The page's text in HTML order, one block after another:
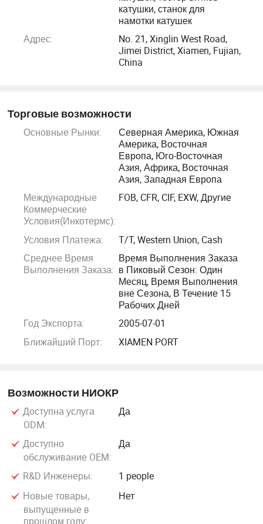
тороидальная катушка автоматическая ослепляющая
машина (компактная, с сервоуправлением для
электронных катушек изделий); Станок для
омолаживания тороида типа крюка (крючковая
технология для малых/средних катушек, идеально для
(регулируемая скорость/натяжение, простота в
эксплуатации); горшок для опайки (равномерная
температура, простая очистка); автоматическая
оловянная машина для опреселания
(автоматизированная, экономящая труд); магнитная
острия (быстрая, точная, неповрежденная); Инструмент
для горячей резки изоляции из ПВХ (чистый,
регулируемый); устройство для дозирования клея
(точный, без отходов); устройство для резки проволоки
(высокоточный, равномерный размер); режущий
аппарат с изолированным/плоским шубком
(устойчивые, плоские точные разрезы).
2. Электронные измерительные приборы: Используются
для проверки производительности, качества и
безопасности продукции, обеспечения
(высокоточное тестирование электронных
компонентов); DCR-анализатор (измерение
сопротивления постоянного тока для индукторов/
трансформаторов); LCR-измеритель (портативные/
настольные модели для тестирования компонентов);
тестер перенапряжения (регулируемое измерение
сопротивления перенапряжения); Hi-pot-тестер
катушки, станок для
намотки катушек
Адрес:
No. 21, Xinglin West Road,
Jimei District, Xiamen, Fujian,
China
Торговые возможности
Основные Рынки:
Северная Америка, Южная
Америка, Восточная
Европа, Юго-Восточная
Азия, Африка, Восточная
Азия, Западная Европа
Международные
Коммерческие
Условия(Инкотермс):
FOB, CFR, CIF, EXW, Другие
Условия Платежа:
T/T, Western Union, Cash
Среднее Время
Выполнения Заказа:
Время Выполнения Заказа
в Пиковый Сезон: Один
Месяц, Время Выполнения
вне Сезона, В Течение 15
Рабочих Дней
Год Экспорта:
2005-07-01
Ближайший Порт:
XIAMEN PORT
Возможности НИОКР
Доступна услуга
ODM:
Да
Доступно
обслуживание OEM:
Да
R&D Инженеры:
1 people
Новые товары,
выпущенные в
прошлом году:
Нет